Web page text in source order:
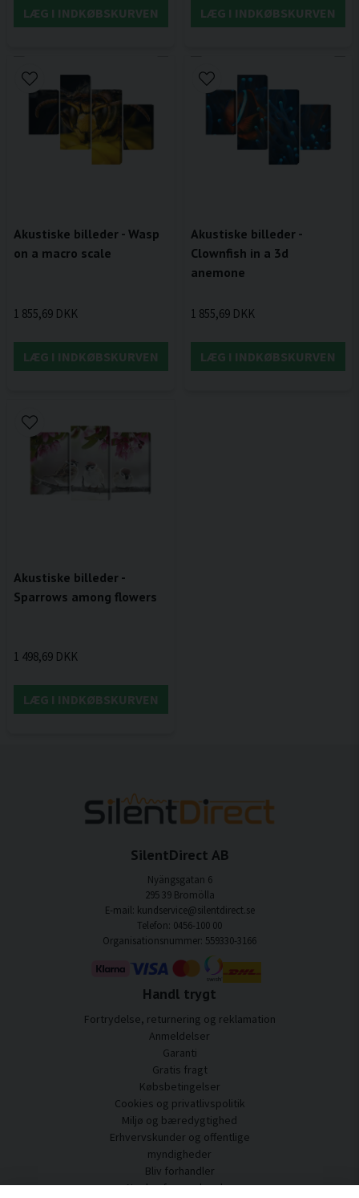
LÆG I INDKØBSKURVEN LÆG I INDKØBSKURVEN
Akustiske billeder - Wasp
on a macro scale
1 855,69 DKK
LÆG I INDKØBSKURVEN
Akustiske billeder -
Clownfish in a 3d
anemone
1 855,69 DKK
LÆG I INDKØBSKURVEN
Akustiske billeder -
Sparrows among flowers
1 498,69 DKK
LÆG I INDKØBSKURVEN
SilentDirect AB
Nyängsgatan 6
295 39 Bromölla
E-mail: kundservice@silentdirect.se
Telefon: 0456-100 00
Organisationsnummer: 559330-3166
Handl trygt
Fortrydelse, returnering og reklamation
Anmeldelser
Garanti
Gratis fragt
Købsbetingelser
Cookies og privatlivspolitik
Miljø og bæredygtighed
Erhvervskunder og offentlige
myndigheder
Bliv forhandler
Nogle af vores kunder